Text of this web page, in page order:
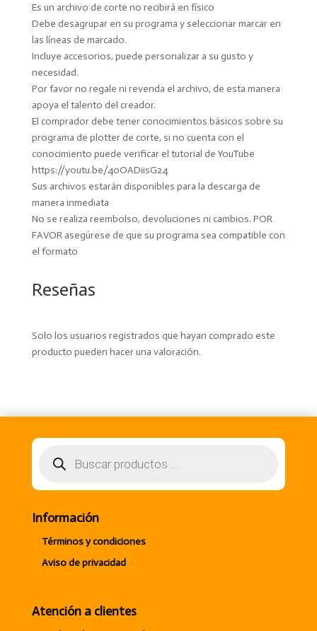
Es un archivo de corte no recibirá en físico
Debe desagrupar en su programa y seleccionar marcar en
las líneas de marcado.
Incluye accesorios, puede personalizar a su gusto y
necesidad.
Por favor no regale ni revenda el archivo, de esta manera
apoya el talento del creador.
El comprador debe tener conocimientos básicos sobre su
programa de plotter de corte, si no cuenta con el
conocimiento puede verificar el tutorial de YouTube
https://youtu.be/40OADiisG24
Sus archivos estarán disponibles para la descarga de
manera inmediata
No se realiza reembolso, devoluciones ni cambios. POR
FAVOR asegúrese de que su programa sea compatible con
el formato
Reseñas
Solo los usuarios registrados que hayan comprado este
producto pueden hacer una valoración.
productos
Información
Términos y condiciones
Aviso de privacidad
Atención a clientes